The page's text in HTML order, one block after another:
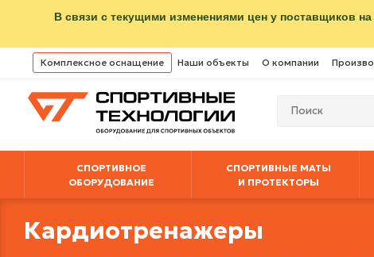
В связи с текущими изменениями цен у поставщиков
Комплексное оснащение Наши объекты О компании
СПОРТИВНОЕ
ОБОРУДОВАНИЕ
СПОРТИВНЫЕ МАТЫ
И ПРОТЕКТОРЫ
Кардиотренажеры